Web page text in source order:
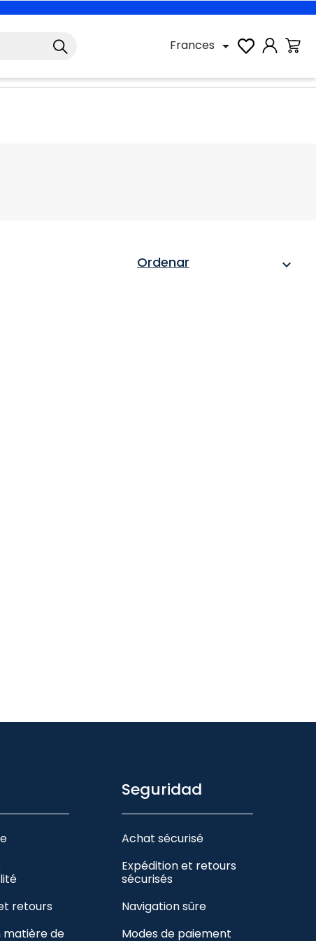
Frances 
Ordenar expand_more
retours
matière de
Seguridad
Achat sécurisé
Expédition et retours
sécurisés
Navigation sûre
Modes de paiement